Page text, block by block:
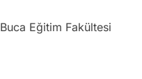
Buca Eğitim Fakültesi